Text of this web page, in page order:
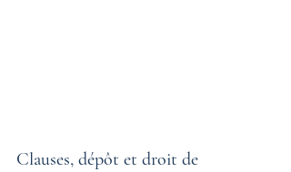
Clauses, dépôt et droit de